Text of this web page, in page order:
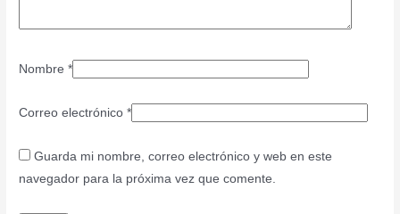
Nombre*
Correo electrónico*
Guarda mi nombre, correo electrónico y web en este
navegador para la próxima vez que comente.